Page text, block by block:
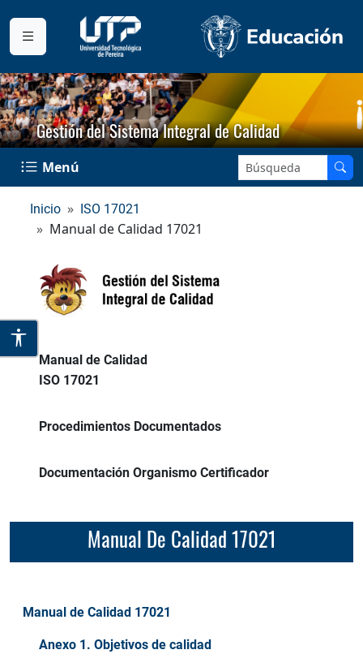
Gestión del Sistema Integral de Calidad
Menú Buscar en el sitio:
Inicio ISO 17021
Manual de Calidad 17021
Manual de Calidad
ISO 17021
Procedimientos Documentados
Documentación Organismo Certificador
Manual De Calidad 17021
Manual de Calidad 17021
Anexo 1. Objetivos de calidad